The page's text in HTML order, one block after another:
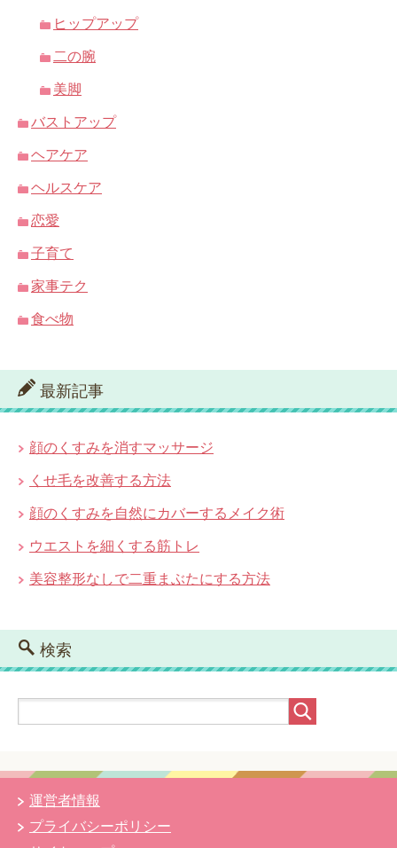
ヒップアップ
二の腕
美脚
バストアップ
ヘアケア
ヘルスケア
恋愛
子育て
家事テク
食べ物
最新記事
顔のくすみを消すマッサージ
くせ毛を改善する方法
顔のくすみを自然にカバーするメイク術
ウエストを細くする筋トレ
美容整形なしで二重まぶたにする方法
検索
運営者情報
プライバシーポリシー